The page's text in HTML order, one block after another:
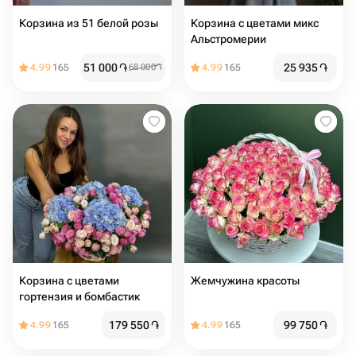
Корзина из 51 белой розы
4.99 165 51 000֏68 000֏
Корзина с цветами микс
Альстромерии
4.99 165 25 935֏
Корзина с цветами
гортензия и бомбастик
4.99 165 179 550֏
Жемчужина красоты
4.99 165 99 750֏